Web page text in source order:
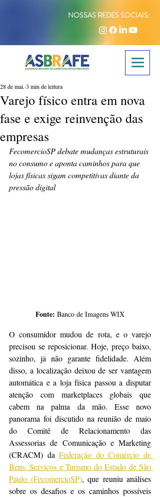
NOSSAS REDES SOCIAIS:
Varejo físico entra em nova
fase e exige reinvenção das
empresas
28 de mai. 3 min de leitura
FecomercioSP debate mudanças estruturais
no consumo e aponta caminhos para que
lojas físicas sigam competitivas diante da
pressão digital
Fonte: Banco de Imagens WIX
O consumidor mudou de rota, e o varejo
precisou se reposicionar. Hoje, preço baixo,
sozinho, já não garante fidelidade. Além
disso, a localização deixou de ser vantagem
automática e a loja física passou a disputar
atenção com marketplaces globais que
cabem na palma da mão. Esse novo
panorama foi discutido na reunião de maio
do Comitê de Relacionamento das
Assessorias de Comunicação e Marketing
(CRACM) da Federação do Comércio de
Bens, Serviços e Turismo do Estado de São
Paulo (FecomercioSP), que reuniu análises
sobre os desafios e os caminhos possíveis